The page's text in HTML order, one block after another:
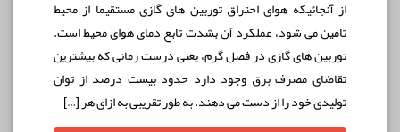
از آنجائيكه هوای احتراق توربين های گازی مستقيما از محيط
تامين می شود، عملكرد آن بشدت تابع دمای هوای محيط است.
توربين های گازی در فصل گرم، يعنی درست زمانی که بيشترين
تقاضای مصرف برق وجود دارد حدود بيست درصد از توان
توليدی خود را از دست می دهند. به طور تقریبی به ازای هر […]